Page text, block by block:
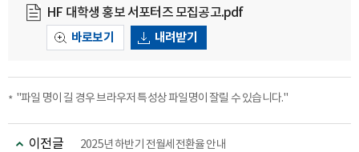
HF 대학생 홍보 서포터즈 모집공고.pdf
바로보기
내려받기
"파일 명이 길 경우 브라우저 특성상 파일명이 잘릴 수 있습니다."
이전글 2025년 하반기 전월세전환율 안내